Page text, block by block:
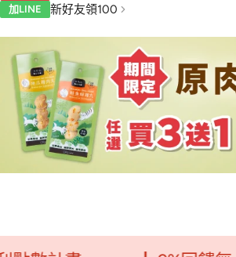
加LINE 新好友領100